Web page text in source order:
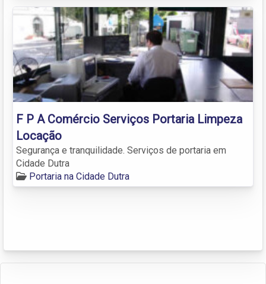
F P A Comércio Serviços Portaria Limpeza
Locação
Segurança e tranquilidade. Serviços de portaria em
Cidade Dutra
Portaria na Cidade Dutra